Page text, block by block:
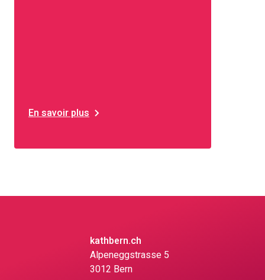
En savoir plus
kathbern.ch
Alpeneggstrasse 5
3012 Bern